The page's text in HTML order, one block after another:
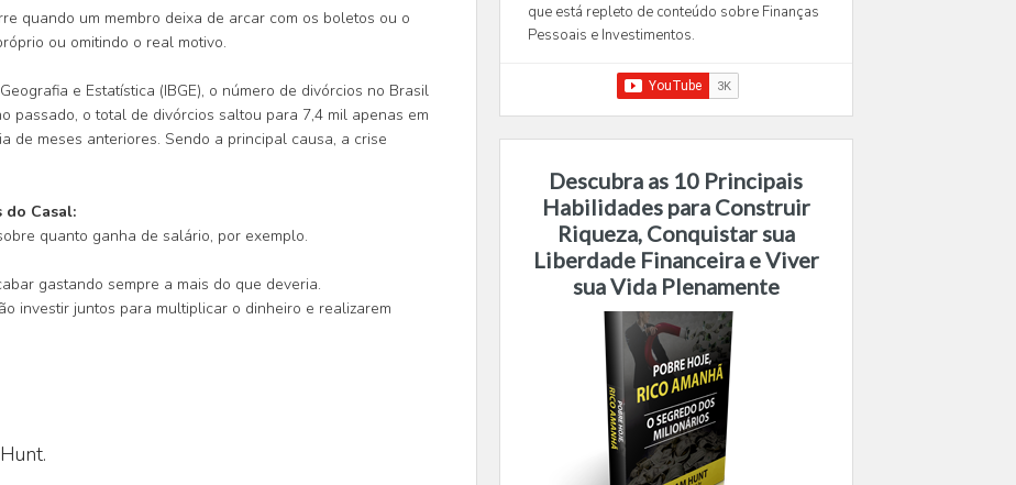
quando um membro deixa de arcar com os boletos ou o
ou omitindo o real motivo.
e Estatística (IBGE), o número de divórcios no Brasil
passado, o total de divórcios saltou para 7,4 mil apenas em
de meses anteriores. Sendo a principal causa, a crise
do Casal:
quanto ganha de salário, por exemplo.
gastando sempre a mais do que deveria.
investir juntos para multiplicar o dinheiro e realizarem
que está repleto de conteúdo sobre Finanças
Pessoais e Investimentos.
Descubra as 10 Principais
Habilidades para Construir
Riqueza, Conquistar sua
Liberdade Financeira e Viver
sua Vida Plenamente